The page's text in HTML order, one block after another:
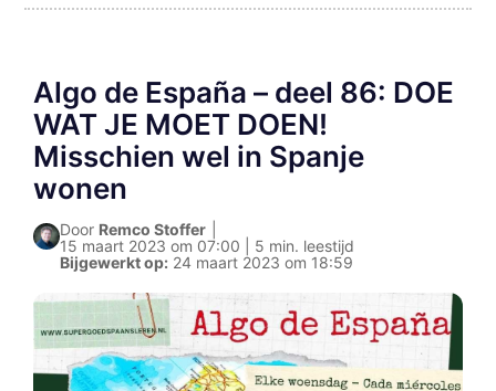
Algo de España – deel 86: DOE
WAT JE MOET DOEN!
Misschien wel in Spanje
wonen
Door Remco Stoffer
15 maart 2023 om 07:00 | 5 min. leestijd
Bijgewerkt op: 24 maart 2023 om 18:59